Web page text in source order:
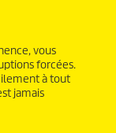
vous
forcées.
à tout
jamais